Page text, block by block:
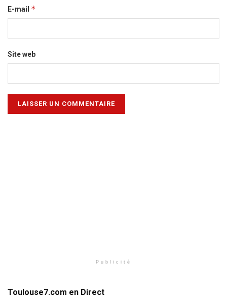
E-mail *
Site web
Publicité
Toulouse7.com en Direct